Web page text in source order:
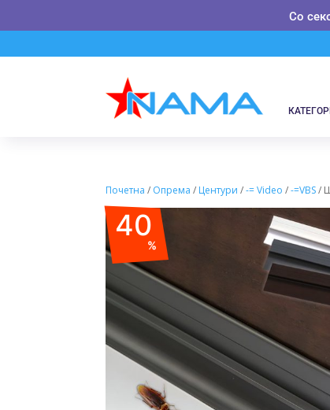
Со
Почетна / Опрема / Центури /-= Video /-=VBS/
40
%